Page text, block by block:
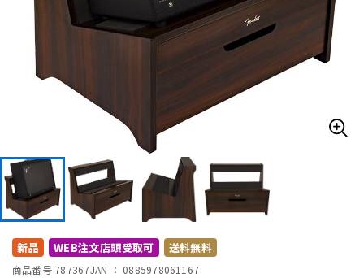
管楽器 その他楽器
アンプ エフェクター
DTM オンライン納品 レコーディング機器
配信/ライブ機器
新品 WEB注文店頭受取可 送料無料
商品番号 787367JAN ： 0885978061167